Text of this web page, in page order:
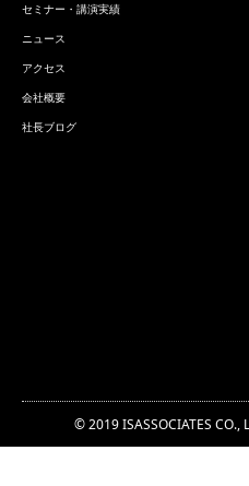
セミナー・講演実績
ニュース
アクセス
会社概要
社長ブログ
© 2019 ISASSOCIATES CO.,